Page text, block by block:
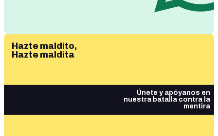
Hazte maldito,
Hazte maldita
Únete y apóyanos en
nuestra batalla contra la
mentira